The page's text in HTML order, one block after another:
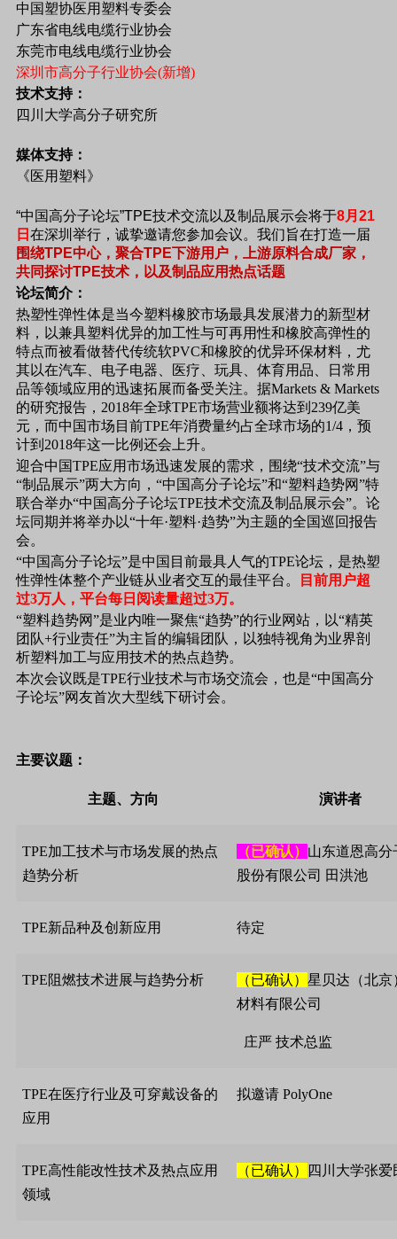
中国塑协医用塑料专委会
广东省电线电缆行业协会
东莞市电线电缆行业协会
深圳市高分子行业协会(新增)
技术支持：
四川大学高分子研究所
媒体支持：
《医用塑料》
“中国高分子论坛”TPE技术交流以及制品展示会将于8月21
日 在深圳举行，诚挚邀请您参加会议。我们旨在打造一届
围绕TPE中心，聚合TPE下游用户，上游原料合成厂家，
共同探讨TPE技术，以及制品应用热点话题
论坛简介：
热塑性弹性体是当今塑料橡胶市场最具发展潜力的新型材
料，以兼具塑料优异的加工性与可再用性和橡胶高弹性的
特点而被看做替代传统软PVC和橡胶的优异环保材料，尤
其以在汽车、电子电器、医疗、玩具、体育用品、日常用
品等领域应用的迅速拓展而备受关注。据Markets & Markets
的研究报告，2018年全球TPE市场营业额将达到239亿美
元，而中国市场目前TPE年消费量约占全球市场的1/4，预
计到2018年这一比例还会上升。
迎合中国TPE应用市场迅速发展的需求，围绕“技术交流”与
“制品展示”两大方向，“中国高分子论坛”和“塑料趋势网”特
联合举办“中国高分子论坛TPE技术交流及制品展示会”。论
坛同期并将举办以“十年·塑料·趋势”为主题的全国巡回报告
会。
“中国高分子论坛”是中国目前最具人气的TPE论坛，是热塑
性弹性体整个产业链从业者交互的最佳平台。
目前用户超
过3万人，平台每日阅读量超过3万。
“塑料趋势网”是业内唯一聚焦“趋势”的行业网站，以“精英
团队+行业责任”为主旨的编辑团队，以独特视角为业界剖
析塑料加工与应用技术的热点趋势。
本次会议既是TPE行业技术与市场交流会，也是“中国高分
子论坛”网友首次大型线下研讨会。
主要议题：
主题、方向 演讲者
TPE加工技术与市场发展的热点
趋势分析
（已确认） 山东道恩高分
股份有限公司 田洪池
TPE新品种及创新应用 待定
TPE阻燃技术进展与趋势分析 （已确认） 星贝达（北京
材料有限公司
庄严 技术总监
TPE在医疗行业及可穿戴设备的
应用
拟邀请 PolyOne
TPE高性能改性技术及热点应用
领域
（已确认） 四川大学张爱